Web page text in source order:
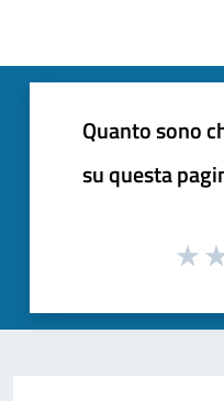
Quanto sono
su questa